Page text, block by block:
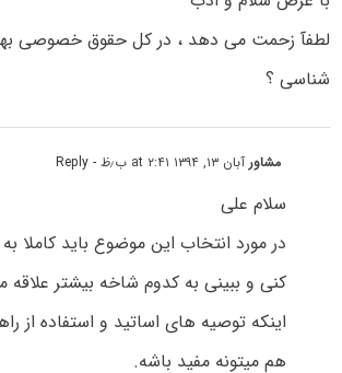
لطفآ زحمت می دهد ، در کل حقوق خصوصی
شناسی ؟
مشاورآبان ۱۳, ۱۳۹۴ at ۲:۴۱ ب٫ظ - Reply
سلام علی
در مورد انتخاب این موضوع باید کاملا
کنی و ببینی به کدوم شاخه بیشتر
اینکه توصیه های اساتید و استفاده از
هم میتونه مفید باشه.